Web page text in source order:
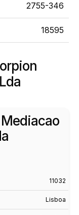
2755-346
18595
11032
Lisboa